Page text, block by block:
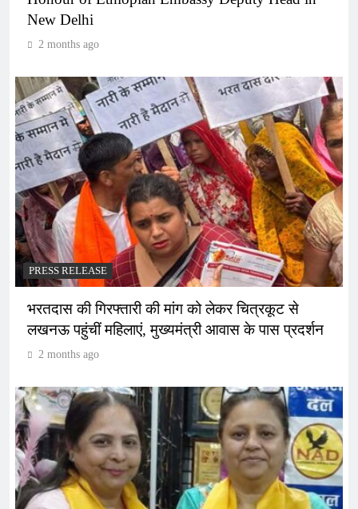
New Delhi
2 months ago
PRESS RELEASE
भरतदास की गिरफ्तारी की मांग को लेकर चित्रकूट से
लखनऊ पहुंचीं महिलाएं, मुख्यमंत्री आवास के पास प्रदर्शन
2 months ago